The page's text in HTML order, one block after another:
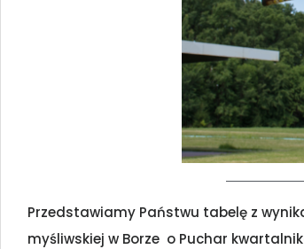
Przedstawiamy Państwu tabelę z
myśliwskiej w Borze o Puchar